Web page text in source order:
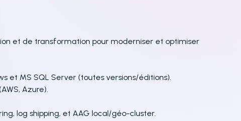
et de transformation pour moderniser et optimiser
et MS SQL Server (toutes versions/éditions).
Azure).
log shipping, et AAG local/géo-cluster.